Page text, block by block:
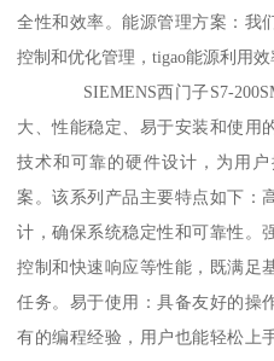
全性和效率。能源管理方案：我
控制和优化管理，tigao能源利用
SIEMENS西门子S7-
大、性能稳定、易于安装和使用
技术和可靠的硬件设计，为用
案。该系列产品主要特点如下：
计，确保系统稳定性和可靠性。
控制和快速响应等性能，既满足
任务。易于使用：具备友好的操
有的编程经验，用户也能轻松上